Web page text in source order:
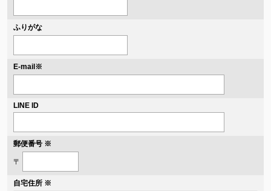
ふりがな
E-mail ※
LINE ID
郵便番号 ※
〒
自宅住所 ※